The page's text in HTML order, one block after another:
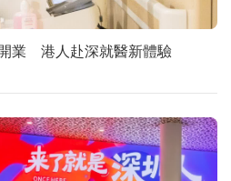
業 港人赴深就醫新體驗